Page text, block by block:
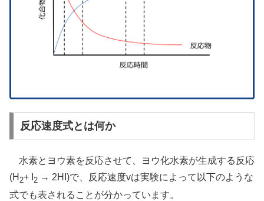
反応速度式とは何か
水素とヨウ素を反応させて、ヨウ化水素が生成する反応
(H 2+ I 2 → 2HI)で、反応速度vは実験によって以下のような
式でも表されることが分かっています。